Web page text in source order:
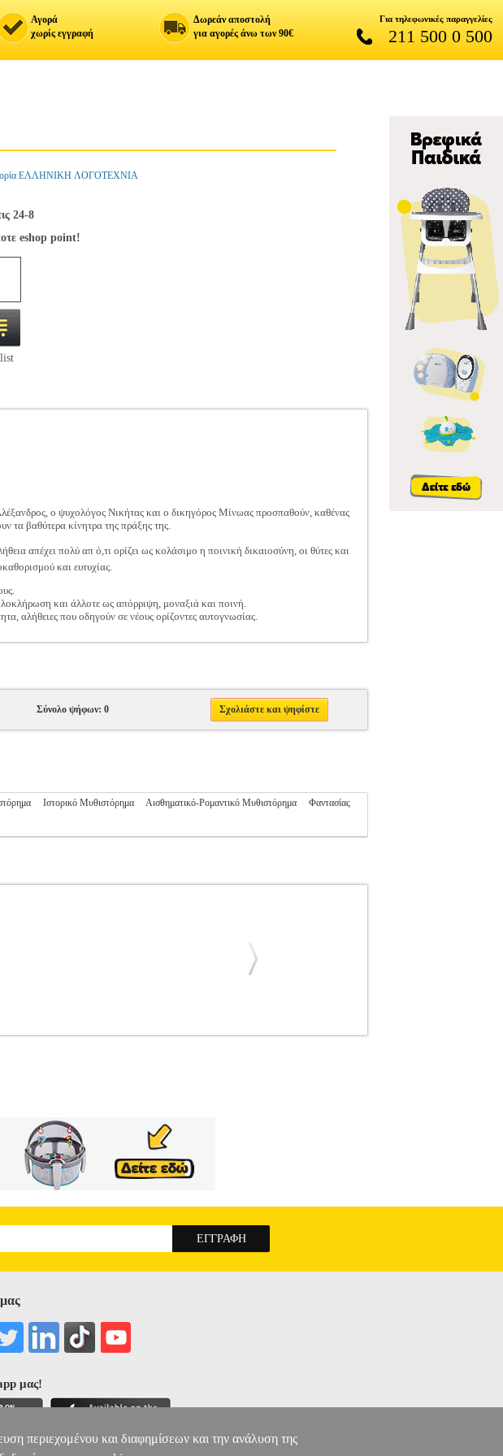
Αγορά
χωρίς εγγραφή
Δωρεάν αποστολή
για αγορές άνω των 90€
Για τηλεφωνικές παραγγελίες
211 500 0 500
ΕΛΛΗΝΙΚΗ ΛΟΓΟΤΕΧΝΙΑ
24-8
eshop point!
ο ψυχολόγος Νικήτας και ο δικηγόρος Μίνωας προσπαθούν, καθένας
τα βαθύτερα κίνητρα της πράξης της.
απέχει πολύ απ ό,τι ορίζει ως κολάσιμο η ποινική δικαιοσύνη, οι θύτες και
και ευτυχίας.
και άλλοτε ως απόρριψη, μοναξιά και ποινή.
αλήθειες που οδηγούν σε νέους ορίζοντες αυτογνωσίας.
Σύνολο ψήφων: 0 Σχολιάστε και ψηφίστε
Ιστορικό Μυθιστόρημα Αισθηματικό-Ρομαντικό Μυθιστόρημα
Φαντασίας
η ποινική δικαιοσύνη, οι θύτες και τα θύματα εναλλάσσονται σε
Δίχως να το καταλάβουν, βρίσκονται και οι ίδιοι οι ήρωες
άλλοτε ως επιβράβευση, πληρότητα και ολοκλήρωση και άλλοτε
αλήθειες για τη γυναίκα και τη μητρότητα, αλήθειες που οδηγούν σε
ΔΕΝ ΧΟΡΕΨΕ ΠΟΤΕ
μας!
περιεχομένου και διαφημίσεων και την ανάλυση της